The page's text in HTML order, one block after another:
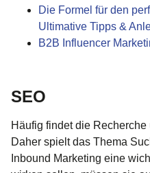
Die Formel für den
Ultimative Tipps &
B2B Influencer
SEO
Häufig findet die
Daher spielt das Thema
Inbound Marketing eine